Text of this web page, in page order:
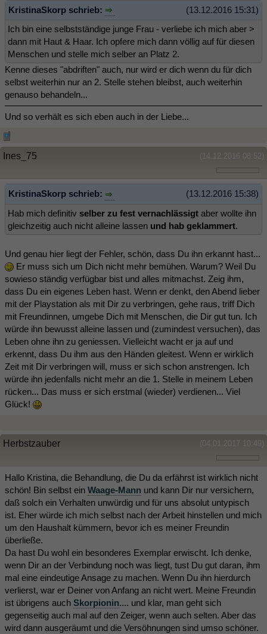
(13.12.2016 15:31)
KristinaSkorp schrieb:
Ich bin eine selbstständige junge Frau - verliebe ich mich aber >
dann mit Haut & Haar. Ich opfere mich dann völlig auf für diesen
Menschen und stelle mich selber an Platz 2.
Kenne dieses "abdriften" auch, nur wird er dich wenn du für dich
selbst weiterhin nur an 2. Stelle stehen bleibst, auch weiterhin
genauso behandeln...
Und so verhält es sich eben auch in der Liebe...
(14.12.2016 08:52)
Ines_75
(13.12.2016 15:38)
KristinaSkorp schrieb:
Hab mich definitiv selber zu fest vernachlässigt aber wollte ihn
gleichzeitig auch nicht alleine lassen und hab geklammert.
Und genau hier liegt der Fehler, schön, dass Du ihn erkannt hast...
Er muss sich um Dich nicht mehr bemühen. Warum? Weil Du
sowieso ständig verfügbar bist und alles mitmachst. Zeig ihm,
dass Du ein eigenes Leben hast. Wenn er denkt, den Abend lieber
mit der Playstation als mit Dir zu verbringen, gehe raus, triff Dich
mit Freundinnen, umgebe Dich mit Menschen, die Dir gut tun. Ich
würde ihn bewusst alleine lassen und (zumindest versuchen), das
Leben ohne ihn zu geniessen. Vielleicht wacht er ja auf und
erkennt, dass Du ihm aus den Händen gleitest. Wenn er wirklich
Zeit mit Dir verbringen will, muss er sich schon anstrengen. Ich
würde ihn jedenfalls nicht mehr an die 1. Stelle in meinem Leben
rücken... Das muss er sich erstmal (wieder) verdienen... Viel
Glück!
(04.01.2017 10:49)
Herbstzauber
Hallo Kristina, die Behandlung, die Du da erfährst ist wirklich nicht
schön! Bin selbst ein Waage-Mann und kann Dir nur versichern,
daß solch ein Verhalten unwürdig und für uns absolut untypisch
ist. Eher würde ich mich selbst nach der Arbeit hinstellen und mich
um den Haushalt kümmern, bevor ich es meiner Freundin
überließe.
Da hast Du wohl ein besonderes Exemplar erwischt. Ich denke,
wenn Dir an der Verbindung noch was liegt, tust Du gut daran, ihm
mal eine eindeutige Ansage zu machen. Wenn Du ihn hierdurch
verlierst, war er Deiner von Anfang an nicht wert. Meine Freundin
ist übrigens auch Skorpionin.... und klar, man geht sich
gegenseitig auch mal auf den Zeiger, wenn auch selten. Aber das
wird dann ausgeräumt und die Versöhnungen sind umso schöner.